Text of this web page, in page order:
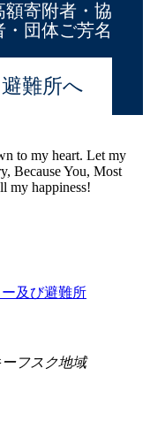
額寄附者・協
・団体ご芳名
避難所へ
to my heart. Let my
Because You, Most
my happiness!
及び避難所
フスク地域